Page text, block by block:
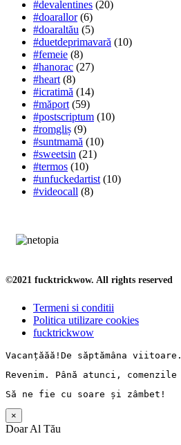
#devalentines (20)
#doarallor (6)
#doaraltău (5)
#duetdeprimavară (10)
#femeie (8)
#hanorac (27)
#heart (8)
#icratimă (14)
#măport (59)
#postscriptum (10)
#romgliș (9)
#suntmamă (10)
#sweetsin (21)
#termos (10)
#unfuckedartist (10)
#videocall (8)
©2021 fucktrickwow. All rights reserved
Termeni si conditii
Politica utilizare cookies
fucktrickwow
Vacanțăăă!De săptămâna viitoare.
Revenim. Până atunci, comenzile
Să ne fie cu soare și zâmbet !
×
Doar Al Tău